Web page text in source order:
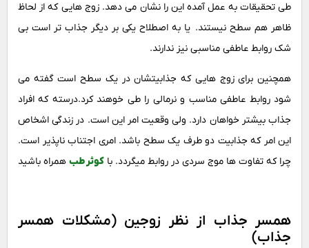
طی تحقیقات به عمل آمده این را نشان می دهد. زوج هایی که از لحاظ
ظاهر هم سطح نیستند. یا به اصطلاح یکی بر دیگر جذاب تر است بی
شک روابط عاطفی مناسبی نیز ندارند.
همچنین برای زوج هایی که جذابیتشان در یک سطح است گفته می
شود روابط عاطفی مناسب و نرمالی را طی خوهند کرد.درسته که افراد
جذاب بیشتر خواهان دارد. ولی وقعیت امر این است. در زندگی اشخاص
این امر که جذابیت دو طرف یک سطح باشد. امری اجتناب ناپذیر است.
چرا که تفاوت ها موج سردی در روابط میگردد. با کوثر طب همراه باشید
همسر جذاب از نظر زوجین (مشکلات همسر
جذاب)